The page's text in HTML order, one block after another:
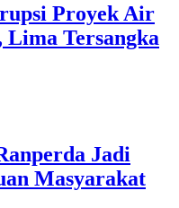
Proyek Air
Tersangka
Jadi
Masyarakat